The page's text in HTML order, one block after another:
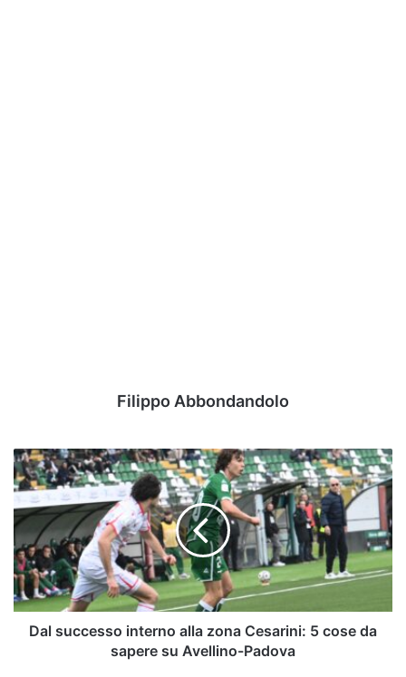
Filippo Abbondandolo
Dal
successo
interno
alla
zona
Cesarini:
5
cose
da
sapere
Dal successo interno alla zona Cesarini: 5 cose da
sapere su Avellino-Padova